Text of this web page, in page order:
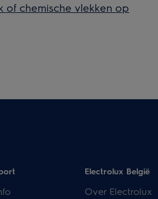
of chemische vlekken op
Electrolux België
Over Electrolux